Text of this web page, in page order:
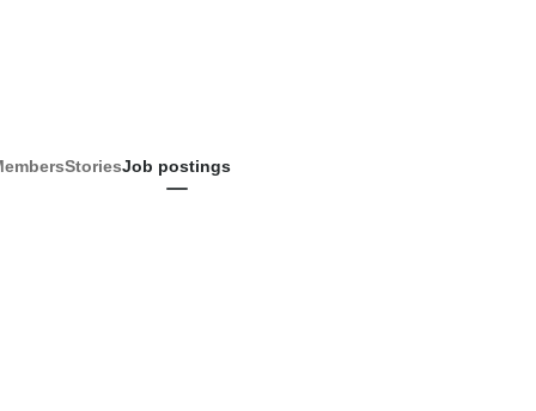
StoriesJob postings